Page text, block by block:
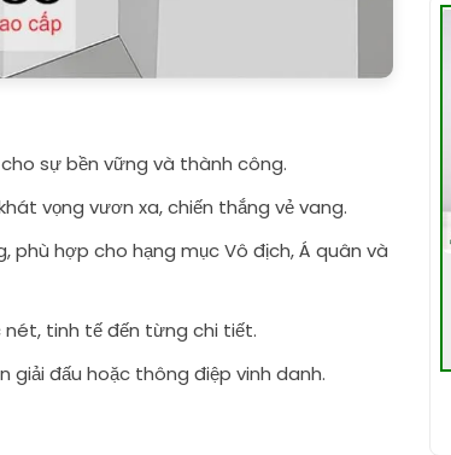
sự bền vững và thành công.
vọng vươn xa, chiến thắng vẻ vang.
phù hợp cho hạng mục Vô địch, Á quân và
nét, tinh tế đến từng chi tiết.
giải đấu hoặc thông điệp vinh danh.